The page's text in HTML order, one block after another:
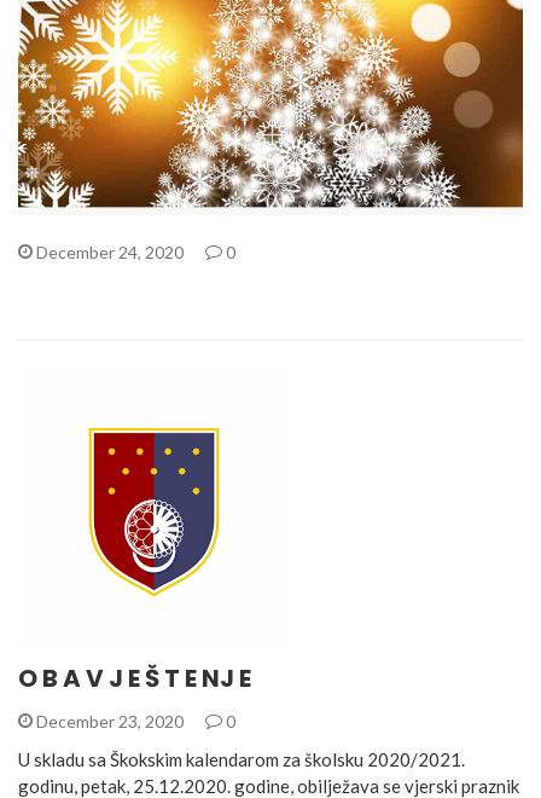
December 24, 2020 0
O B A V J E Š T E NJ E
December 23, 2020 0
U skladu sa Škokskim kalendarom za školsku 2020/2021.
godinu, petak, 25.12.2020. godine, obilježava se vjerski praznik